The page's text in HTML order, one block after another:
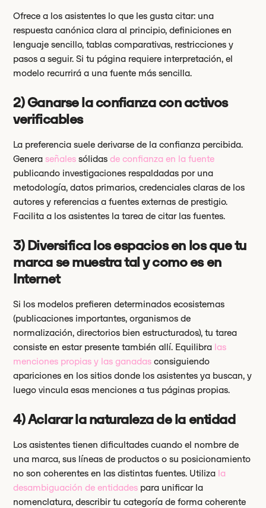
Ofrece a los asistentes lo que les gusta citar: una
respuesta canónica clara al principio, definiciones en
lenguaje sencillo, tablas comparativas, restricciones y
pasos a seguir. Si tu página requiere interpretación, el
modelo recurrirá a una fuente más sencilla.
2) Ganarse la confianza con activos
verificables
La preferencia suele derivarse de la confianza percibida.
Genera señales sólidasde confianza en la fuente
publicando investigaciones respaldadas por una
metodología, datos primarios, credenciales claras de los
autores y referencias a fuentes externas de prestigio.
Facilita a los asistentes la tarea de citar las fuentes.
3) Diversifica los espacios en los que tu
marca se muestra tal y como es en
Internet
Si los modelos prefieren determinados ecosistemas
(publicaciones importantes, organismos de
normalización, directorios bien estructurados), tu tarea
consiste en estar presente también allí. Equilibra las
menciones propias y las ganadas consiguiendo
apariciones en los sitios donde los asistentes ya buscan, y
luego vincula esas menciones a tus páginas propias.
4) Aclarar la naturaleza de la entidad
Los asistentes tienen dificultades cuando el nombre de
una marca, sus líneas de productos o su posicionamiento
no son coherentes en las distintas fuentes. Utiliza la
desambiguación de entidades para unificar la
nomenclatura, describir tu categoría de forma coherente